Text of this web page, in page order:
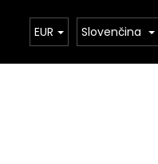
O NÁS
EUR Slovenčina